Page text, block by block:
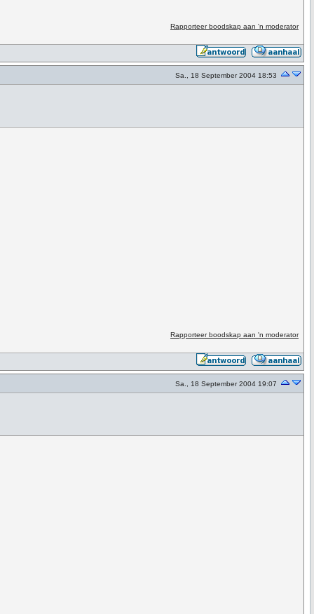
Rapporteer boodskap aan 'n moderator
Sa., 18 September 2004 18:53
Rapporteer boodskap aan 'n moderator
Sa., 18 September 2004 19:07